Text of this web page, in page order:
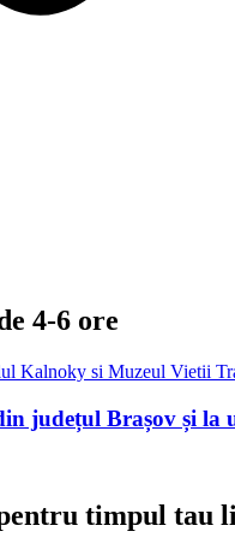
4-6 ore
județul Brașov și
timpul tau